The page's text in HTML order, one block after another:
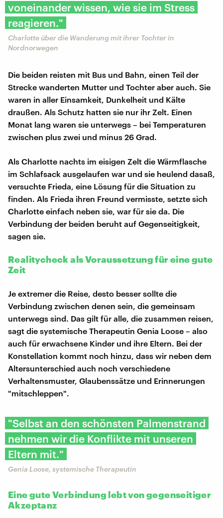
voneinander wissen, wie sie im Stress
reagieren."
Charlotte über die Wanderung mit ihrer Tochter in
Nordnorwegen
Die beiden reisten mit Bus und Bahn, einen Teil der
Strecke wanderten Mutter und Tochter aber auch. Sie
waren in aller Einsamkeit, Dunkelheit und Kälte
draußen. Als Schutz hatten sie nur ihr Zelt. Einen
Monat lang waren sie unterwegs – bei Temperaturen
zwischen plus zwei und minus 26 Grad.
Als Charlotte nachts im eisigen Zelt die Wärmflasche
im Schlafsack ausgelaufen war und sie heulend dasaß,
versuchte Frieda, eine Lösung für die Situation zu
finden. Als Frieda ihren Freund vermisste, setzte sich
Charlotte einfach neben sie, war für sie da. Die
Verbindung der beiden beruht auf Gegenseitigkeit,
sagen sie.
Realitycheck als Voraussetzung für eine gute
Zeit
Je extremer die Reise, desto besser sollte die
Verbindung zwischen denen sein, die gemeinsam
unterwegs sind. Das gilt für alle, die zusammen reisen,
sagt die systemische Therapeutin Genia Loose – also
auch für erwachsene Kinder und ihre Eltern. Bei der
Konstellation kommt noch hinzu, dass wir neben dem
Altersunterschied auch noch verschiedene
Verhaltensmuster, Glaubenssätze und Erinnerungen
"mitschleppen".
"Selbst an den schönsten Palmenstrand
nehmen wir die Konflikte mit unseren
Eltern mit."
Genia Loose, systemische Therapeutin
Eine gute Verbindung lebt von gegenseitiger
Akzeptanz